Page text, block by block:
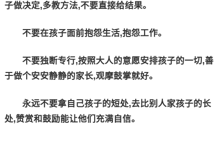
子做决定,多教方法,不要直接给结果。
不要在孩子面前抱怨生活,抱怨工作。
不要独断专行,按照大人的意愿安排孩子的一切,善
于做个安安静静的家长,观摩鼓掌就好。
永远不要拿自己孩子的短处,去比别人家孩子的长
处,赞赏和鼓励能让他们充满自信。